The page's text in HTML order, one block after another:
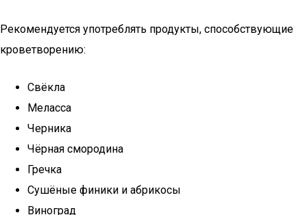
Рекомендуется употреблять продукты, способствующие
кроветворению:
Свёкла
Меласса
Черника
Чёрная смородина
Гречка
Сушёные финики и абрикосы
Виноград